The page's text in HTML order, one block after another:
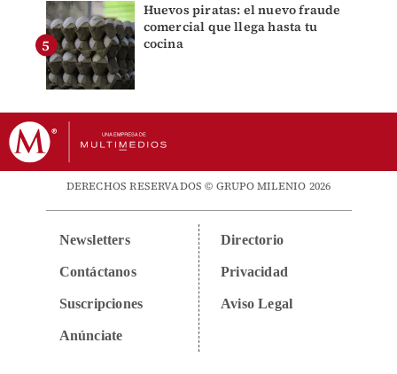
Huevos piratas: el nuevo fraude
comercial que llega hasta tu
cocina
DERECHOS RESERVADOS © GRUPO MILENIO 2026
Newsletters
Contáctanos
Suscripciones
Anúnciate
Directorio
Privacidad
Aviso Legal